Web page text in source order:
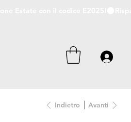
Indietro Avanti